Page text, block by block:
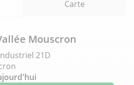
Carte
Mouscron
21D